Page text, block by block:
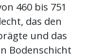
460 bis 751
das den
und das
Bodenschicht